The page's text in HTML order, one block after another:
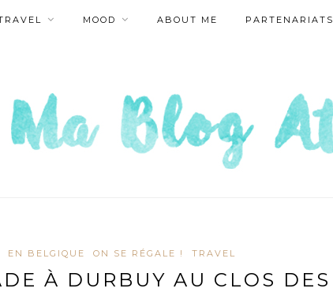
MOOD ABOUT ME PARTENARIATS
EN BELGIQUE ON SE RÉGALE ! TRAVEL
À DURBUY AU CLOS DES